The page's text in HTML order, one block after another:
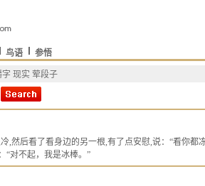
鸟语 参悟
字 现实 荤段子
,然后看了看身边的另一根,有了点安慰,说：“看你都
“对不起，我是冰棒。”